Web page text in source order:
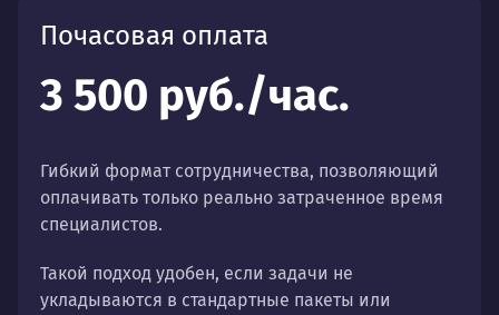
Почасовая оплата
3 500 руб./час.
Гибкий формат сотрудничества, позволяющий
оплачивать только реально затраченное время
специалистов.
Такой подход удобен, если задачи не
укладываются в стандартные пакеты или